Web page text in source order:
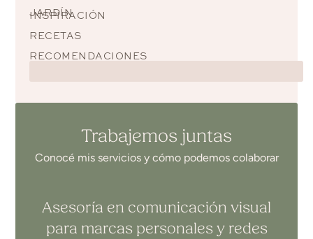
JARDÍN
INSPIRACIÓN
RECETAS
RECOMENDACIONES
Trabajemos juntas
Conocé mis servicios y cómo podemos colaborar
Asesoría en comunicación visual
para marcas personales y redes